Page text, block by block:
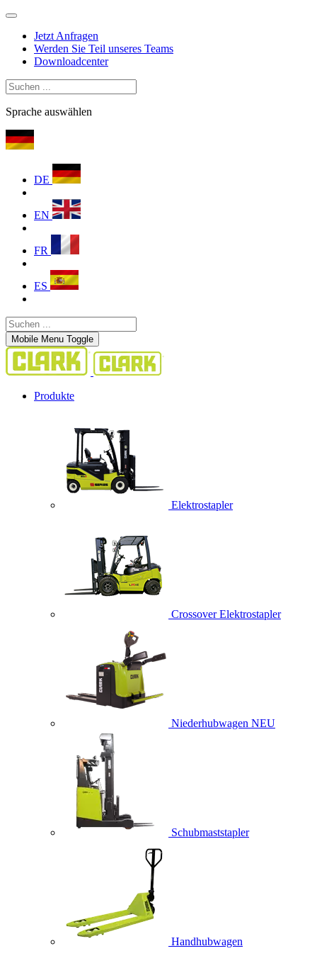
Jetzt Anfragen
Werden Sie Teil unseres Teams
Downloadcenter
Sprache auswählen
DE
EN
FR
ES
Mobile Menu Toggle
Produkte
Elektrostapler
Crossover Elektrostapler
Niederhubwagen NEU
Schubmaststapler
Handhubwagen